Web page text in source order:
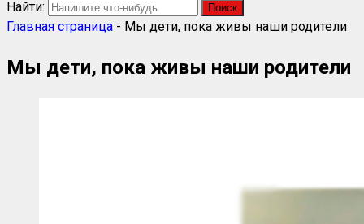
Найти:
Главная страница - Мы дети, пока живы наши родители
Мы дети, пока живы наши родители